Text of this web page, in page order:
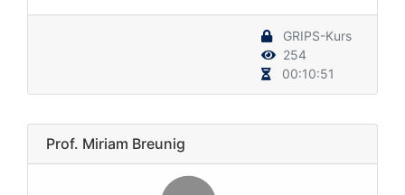
GRIPS-Kurs
254
00:10:51
Prof. Miriam Breunig